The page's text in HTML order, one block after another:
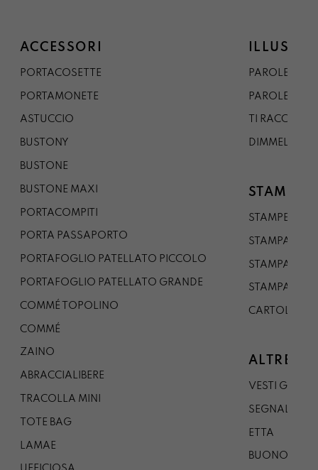
ACCESSORI
PORTACOSETTE
PORTAMONETE
ASTUCCIO
BUSTONY
BUSTONE
BUSTONE MAXI
PORTACOMPITI
PORTA PASSAPORTO
PORTAFOGLIO PATELLATO PICCOLO
PORTAFOGLIO PATELLATO GRANDE
COMMÉ TOPOLINO
COMMÉ
ZAINO
ABRACCIALIBERE
TRACOLLA MINI
TOTE BAG
LAMAE
PAROLE DAL
PAROLE DA
TI
DIMMELO
STAMPE
STAMPE A5
STAMPA A3
STAMPA A1
STAMPA A0
CARTOLINA
ALTRE
VESTI
SEGNALIBRO
ETTA
BUONO